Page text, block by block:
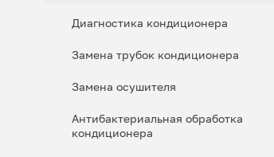
Диагностика кондиционера
Замена трубок кондиционера
Замена осушителя
Антибактериальная обработка
кондиционера